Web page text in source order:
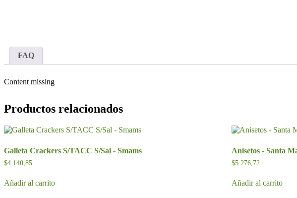
FAQ
Content missing
Productos relacionados
Galleta Crackers S/TACC S/Sal - Smams
$4.140,85
Añadir al carrito
Anisetos - Santa
$5.276,72
Añadir al carrito